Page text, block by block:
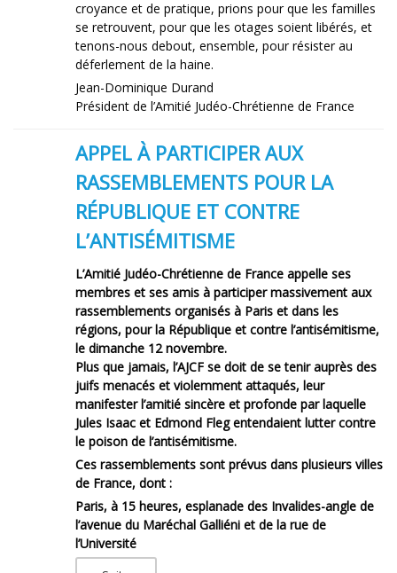
croyance et de pratique, prions pour que les familles
se retrouvent, pour que les otages soient libérés, et
tenons-nous debout, ensemble, pour résister au
déferlement de la haine.
Jean-Dominique Durand
Président de l’Amitié Judéo-Chrétienne de France
APPEL À PARTICIPER AUX
RASSEMBLEMENTS POUR LA
RÉPUBLIQUE ET CONTRE
L’ANTISÉMITISME
L’Amitié Judéo-Chrétienne de France appelle ses
membres et ses amis à participer massivement aux
rassemblements organisés à Paris et dans les
régions, pour la République et contre l’antisémitisme,
le dimanche 12 novembre.
Plus que jamais, l’AJCF se doit de se tenir auprès des
juifs menacés et violemment attaqués, leur
manifester l’amitié sincère et profonde par laquelle
Jules Isaac et Edmond Fleg entendaient lutter contre
le poison de l’antisémitisme.
Ces rassemblements sont prévus dans plusieurs villes
de France, dont :
Paris, à 15 heures, esplanade des Invalides-angle de
l’avenue du Maréchal Galliéni et de la rue de
l’Université